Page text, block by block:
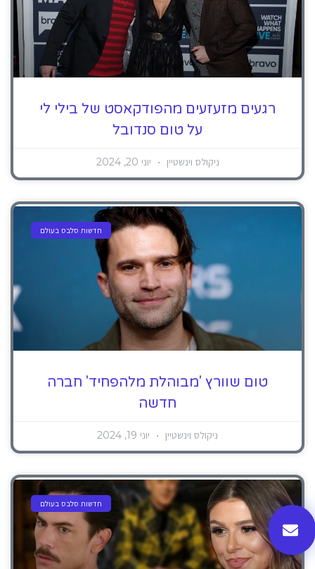
רגעים מזעזעים מהפודקאסט של בילי לי
על טום סנדובל
ניקולס וינשטיין יוני 20, 2024
חדשות סלבס בעולם
טום שוורץ 'מבוהלת מלהפחיד' חברה
חדשה
ניקולס וינשטיין יוני 19, 2024
חדשות סלבס בעולם